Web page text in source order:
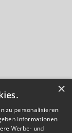
×
zu personalisieren
Informationen
Werbe- und